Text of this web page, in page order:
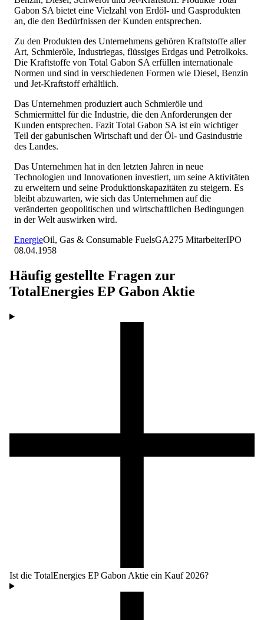
Gabon SA bietet eine Vielzahl von Erdöl- und Gasprodukten
an, die den Bedürfnissen der Kunden entsprechen.
Zu den Produkten des Unternehmens gehören Kraftstoffe aller
Art, Schmieröle, Industriegas, flüssiges Erdgas und Petrolkoks.
Die Kraftstoffe von Total Gabon SA erfüllen internationale
Normen und sind in verschiedenen Formen wie Diesel, Benzin
und Jet-Kraftstoff erhältlich.
Das Unternehmen produziert auch Schmieröle und
Schmiermittel für die Industrie, die den Anforderungen der
Kunden entsprechen. Fazit Total Gabon SA ist ein wichtiger
Teil der gabunischen Wirtschaft und der Öl- und Gasindustrie
des Landes.
Das Unternehmen hat in den letzten Jahren in neue
Technologien und Innovationen investiert, um seine Aktivitäten
zu erweitern und seine Produktionskapazitäten zu steigern. Es
bleibt abzuwarten, wie sich das Unternehmen auf die
veränderten geopolitischen und wirtschaftlichen Bedingungen
in der Welt auswirken wird.
EnergieOil, Gas & Consumable FuelsGA275 MitarbeiterIPO
08.04.1958
Häufig gestellte Fragen zur
TotalEnergies EP Gabon Aktie
Ist die TotalEnergies EP Gabon Aktie ein Kauf 2026?